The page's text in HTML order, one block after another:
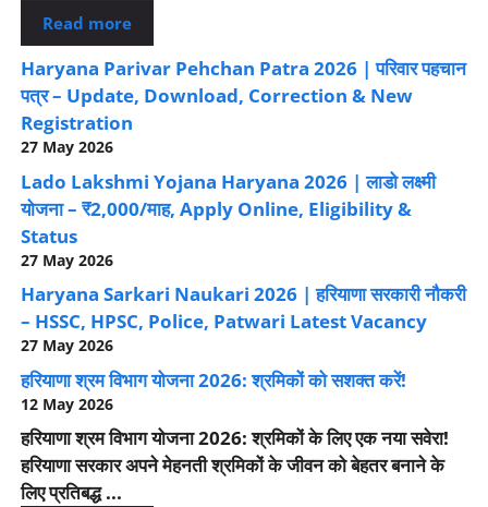
Read more
Haryana Parivar Pehchan Patra 2026 | परिवार पहचान
पत्र – Update, Download, Correction & New
Registration
27 May 2026
Lado Lakshmi Yojana Haryana 2026 | लाडो लक्ष्मी
योजना – ₹2,000/माह, Apply Online, Eligibility &
Status
27 May 2026
Haryana Sarkari Naukari 2026 | हरियाणा सरकारी नौकरी
– HSSC, HPSC, Police, Patwari Latest Vacancy
27 May 2026
हरियाणा श्रम विभाग योजना 2026: श्रमिकों को सशक्त करें!
12 May 2026
हरियाणा श्रम विभाग योजना 2026: श्रमिकों के लिए एक नया सवेरा!
हरियाणा सरकार अपने मेहनती श्रमिकों के जीवन को बेहतर बनाने के
लिए प्रतिबद्ध ...